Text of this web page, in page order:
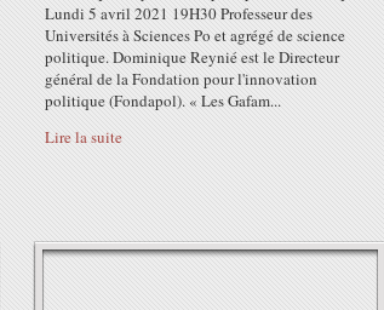
Lundi 5 avril 2021 19H30 Professeur des
Universités à Sciences Po et agrégé de science
politique. Dominique Reynié est le Directeur
général de la Fondation pour l'innovation
politique (Fondapol). « Les Gafam...
Lire la suite